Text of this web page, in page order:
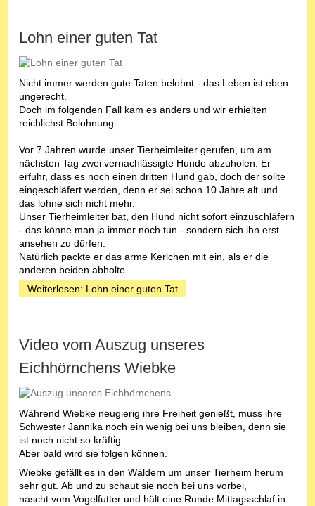
Lohn einer guten Tat
Nicht immer werden gute Taten belohnt - das Leben ist eben
ungerecht.
Doch im folgenden Fall kam es anders und wir erhielten
reichlichst Belohnung.
Vor 7 Jahren wurde unser Tierheimleiter gerufen, um am
nächsten Tag zwei vernachlässigte Hunde abzuholen. Er
erfuhr, dass es noch einen dritten Hund gab, doch der sollte
eingeschläfert werden, denn er sei schon 10 Jahre alt und
das lohne sich nicht mehr.
Unser Tierheimleiter bat, den Hund nicht sofort einzuschläfern
- das könne man ja immer noch tun - sondern sich ihn erst
ansehen zu dürfen.
Natürlich packte er das arme Kerlchen mit ein, als er die
anderen beiden abholte.
Weiterlesen: Lohn einer guten Tat
Video vom Auszug unseres
Eichhörnchens Wiebke
Während Wiebke neugierig ihre Freiheit genießt, muss ihre
Schwester Jannika noch ein wenig bei uns bleiben, denn sie
ist noch nicht so kräftig.
Aber bald wird sie folgen können.
Wiebke gefällt es in den Wäldern um unser Tierheim herum
sehr gut. Ab und zu schaut sie noch bei uns vorbei,
nascht vom Vogelfutter und hält eine Runde Mittagsschlaf in